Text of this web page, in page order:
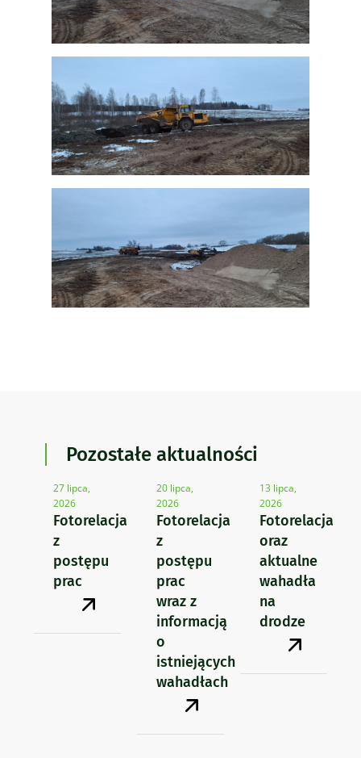
Pozostałe aktualności
27 lipca,
2026
Fotorelacja
z
postępu
prac
20 lipca,
2026
Fotorelacja
z
postępu
prac
wraz z
informacją
o
istniejących
wahadłach
13 lipca,
2026
Fotorelacja
oraz
aktualne
wahadła
na
drodze